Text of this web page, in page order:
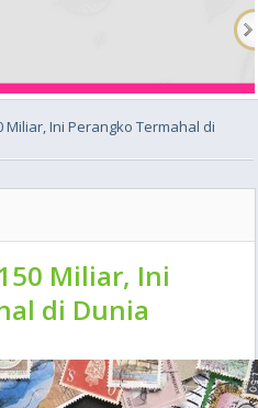
Miliar, Ini Perangko Termahal di
Miliar, Ini
di Dunia